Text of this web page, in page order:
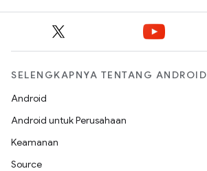
SELENGKAPNYA TENTANG ANDROID
Android
Android untuk Perusahaan
Keamanan
Source